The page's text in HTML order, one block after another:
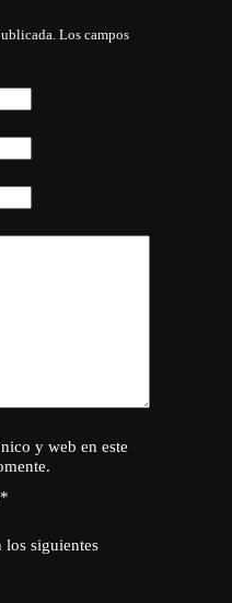
Los campos
y web en este
*
siguientes